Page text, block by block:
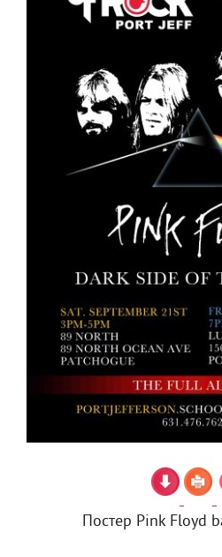
Постер Pink Floyd